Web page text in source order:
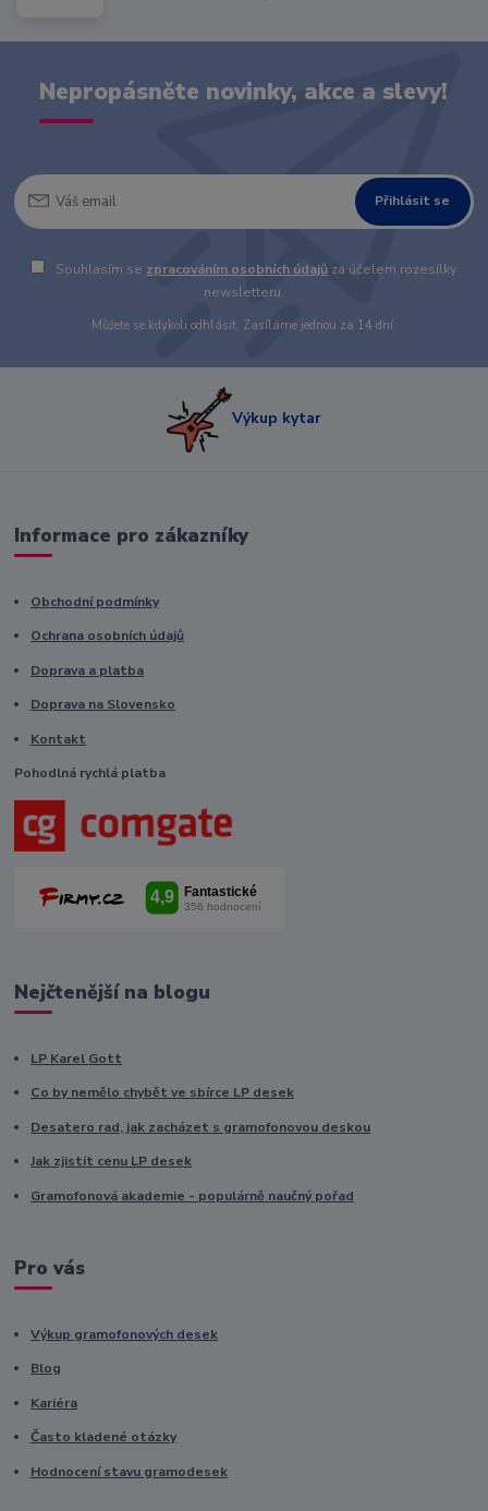
Nepropásněte novinky, akce a slevy!
Přihlásit se
Souhlasím se zpracováním osobních údajů za účelem rozesílky
newsletteru.
Můžete se kdykoli odhlásit. Zasíláme jednou za 14 dní.
Výkup kytar
Informace pro zákazníky
Obchodní podmínky
Ochrana osobních údajů
Doprava a platba
Doprava na Slovensko
Kontakt
Pohodlná rychlá platba
Nejčtenější na blogu
LP Karel Gott
Co by nemělo chybět ve sbírce LP desek
Desatero rad, jak zacházet s gramofonovou deskou
Jak zjistit cenu LP desek
Gramofonová akademie - populárně naučný pořad
Pro vás
Výkup gramofonových desek
Blog
Kariéra
Často kladené otázky
Hodnocení stavu gramodesek